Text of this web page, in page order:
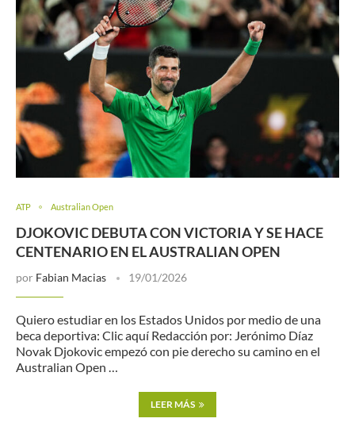
ATP Australian Open
DJOKOVIC DEBUTA CON VICTORIA Y SE HACE
CENTENARIO EN EL AUSTRALIAN OPEN
por Fabian Macias 19/01/2026
Quiero estudiar en los Estados Unidos por medio de una
beca deportiva: Clic aquí Redacción por: Jerónimo Díaz
Novak Djokovic empezó con pie derecho su camino en el
Australian Open …
LEER MÁS